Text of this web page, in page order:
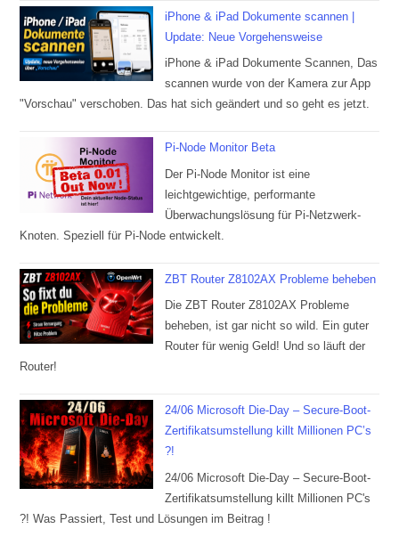
iPhone & iPad Dokumente scannen |
Update: Neue Vorgehensweise
iPhone & iPad Dokumente Scannen, Das
scannen wurde von der Kamera zur App
"Vorschau" verschoben. Das hat sich geändert und so geht es jetzt.
Pi-Node Monitor Beta
Der Pi-Node Monitor ist eine
leichtgewichtige, performante
Überwachungslösung für Pi-Netzwerk-
Knoten. Speziell für Pi-Node entwickelt.
ZBT Router Z8102AX Probleme beheben
Die ZBT Router Z8102AX Probleme
beheben, ist gar nicht so wild. Ein guter
Router für wenig Geld! Und so läuft der
Router!
24/06 Microsoft Die-Day – Secure-Boot-
Zertifikatsumstellung killt Millionen PC’s
?!
24/06 Microsoft Die-Day – Secure-Boot-
Zertifikatsumstellung killt Millionen PC's
?! Was Passiert, Test und Lösungen im Beitrag !